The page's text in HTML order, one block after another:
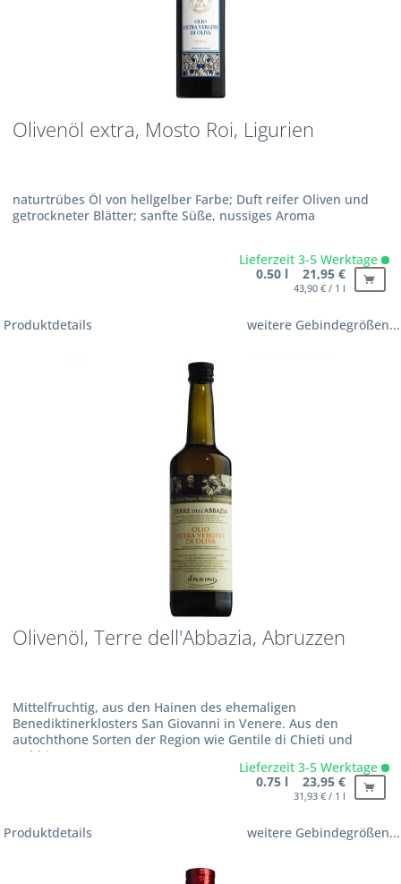
Olivenöl extra, Mosto Roi, Ligurien
naturtrübes Öl von hellgelber Farbe; Duft reifer Oliven und
getrockneter Blätter; sanfte Süße, nussiges Aroma
Lieferzeit 3-5 Werktage
0.50 l 21,95 €
43,90 € / 1 l
Produktdetails weitere Gebindegrößen...
Olivenöl, Terre dell'Abbazia, Abruzzen
Mittelfruchtig, aus den Hainen des ehemaligen
Benediktinerklosters San Giovanni in Venere. Aus den
autochthone Sorten der Region wie Gentile di Chieti und
Nebbio
Lieferzeit 3-5 Werktage
0.75 l 23,95 €
31,93 € / 1 l
Produktdetails weitere Gebindegrößen...